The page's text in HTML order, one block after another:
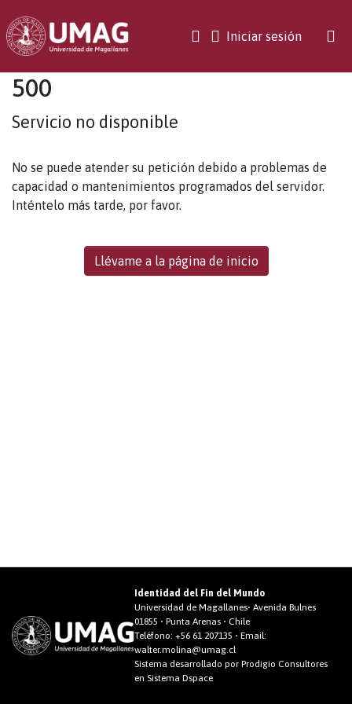
Iniciar sesión(current)
500
Servicio no disponible
No se puede atender su petición debido a problemas de
capacidad o mantenimientos programados del servidor.
Inténtelo más tarde, por favor.
Llévame a la página de inicio
Identidad del Fin del Mundo
Universidad de Magallanes• Avenida Bulnes
01855 • Punta Arenas • Chile
Teléfono:+56 61 207135 • Email:
walter.molina@umag.cl
Sistema desarrollado por Prodigio Consultores
en Sistema Dspace